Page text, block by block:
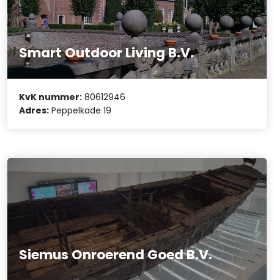
Smart Outdoor Living B.V.
KvK nummer: 80612946
Adres: Peppelkade 19
Siemus Onroerend Goed B.V.